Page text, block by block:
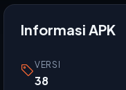
Informasi APK
VERSI
38